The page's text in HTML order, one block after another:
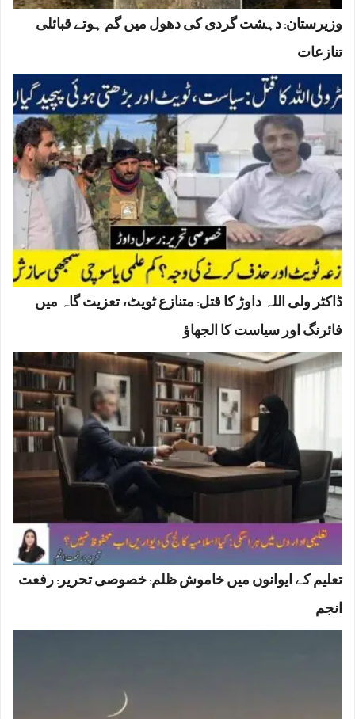
وزیرستان: دہشت گردی کی دھول میں گم ہوتے قبائلی
تنازعات
ڈاکٹر ولی اللہ داوڑ کا قتل: متنازع ٹویٹ، تعزیت گاہ میں
فائرنگ اور سیاست کا الجھاؤ
تعلیم کے ایوانوں میں خاموش ظلم: خصوصی تحریر: رفعت
انجم